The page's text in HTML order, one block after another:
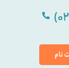
نام